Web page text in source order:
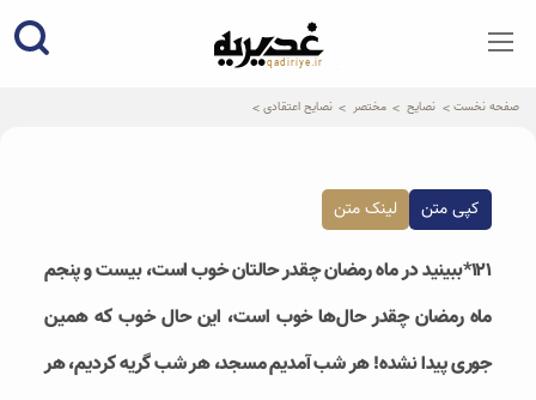
qadiriye.ir
نشریه ی غدیریه-بیانات استاد
صفحه نخست نصایح مختصر نصایح اعتقادی
کپی متن لینک متن
۱۲۱*ببینید در ماه رمضان چقدر حالتان خوب است، بیست و پنجم
ماه رمضان چقدر حال‌ها خوب است، این حال خوب که همین
جوری پیدا نشده! هر شب آمدیم مسجد، هر شب گریه کردیم، هر